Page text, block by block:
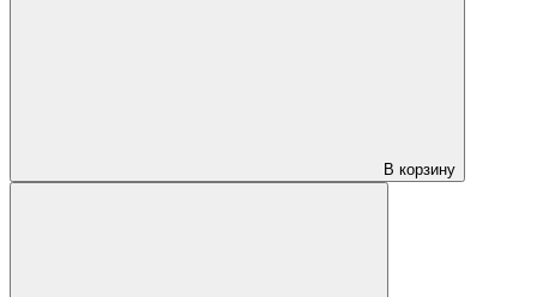
В корзину